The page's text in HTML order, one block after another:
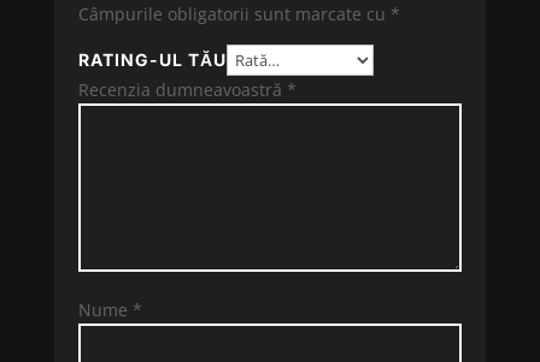
Câmpurile obligatorii sunt marcate cu *
RATING-UL TĂU
Recenzia dumneavoastră *
Nume *